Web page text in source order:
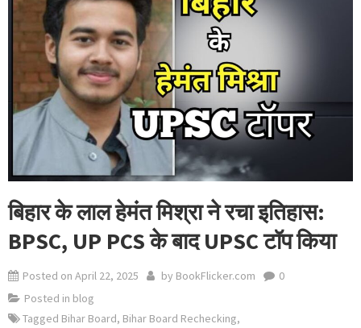
बिहार के लाल हेमंत मिश्रा ने रचा इतिहास:
BPSC, UP PCS के बाद UPSC टॉप किया
Posted on April 22, 2025 by BookFlicker.com
0
Posted in blog
Tagged Bihar Board, Bihar Board Rechecking,